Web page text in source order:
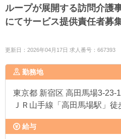
ループが展開する訪問介護
にてサービス提供責任者募
更新日：2026年04月17日 求人番号：667393
勤務地
東京都 新宿区 高田馬場3-23-
ＪＲ山手線「高田馬場駅」徒
給与